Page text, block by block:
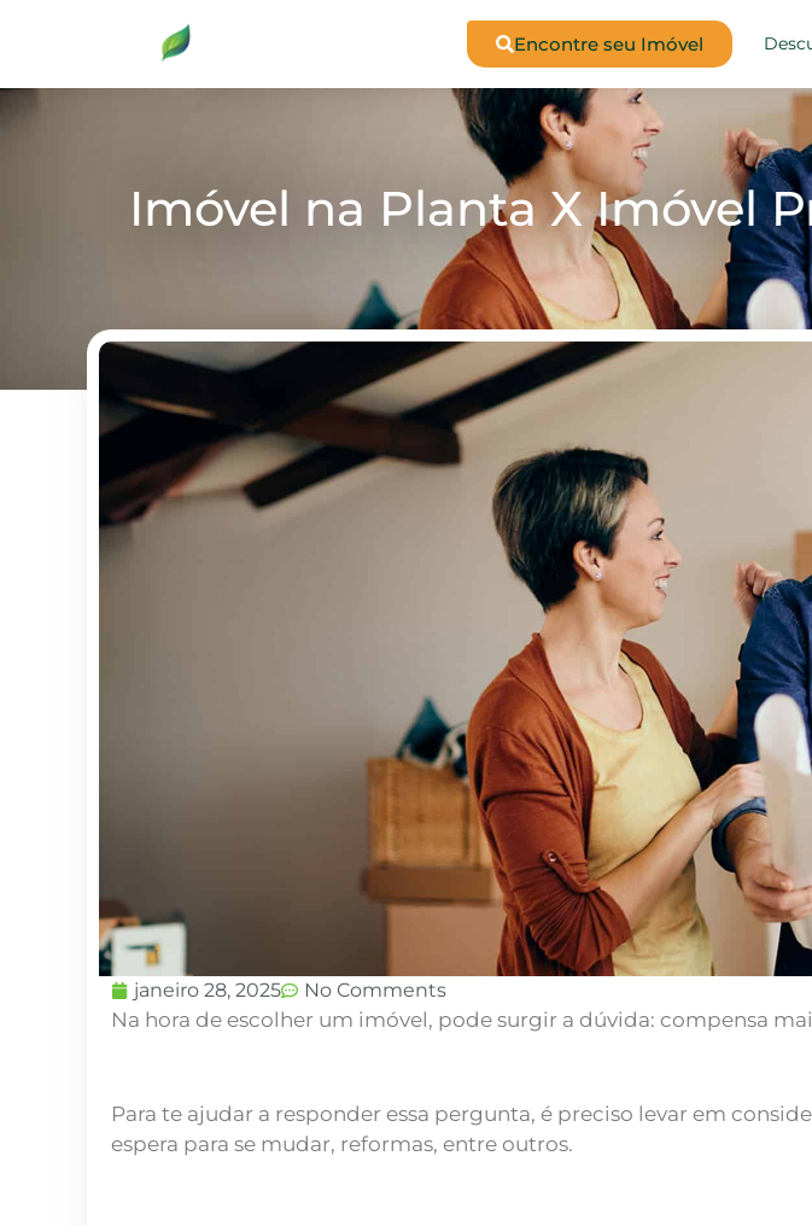
Encontre seu Imóvel
Imóvel na Planta X Imóvel
janeiro 28, 2025 No Comments
Na hora de escolher um imóvel, pode surgir a dúvida: compensa
Para te ajudar a responder essa pergunta, é preciso levar em
espera para se mudar, reformas, entre outros.